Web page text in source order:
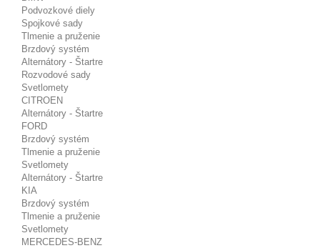
Podvozkové diely
Spojkové sady
Tlmenie a pruženie
Brzdový systém
Alternátory - Štartre
Rozvodové sady
Svetlomety
CITROEN
Alternátory - Štartre
FORD
Brzdový systém
Tlmenie a pruženie
Svetlomety
Alternátory - Štartre
KIA
Brzdový systém
Tlmenie a pruženie
Svetlomety
MERCEDES-BENZ